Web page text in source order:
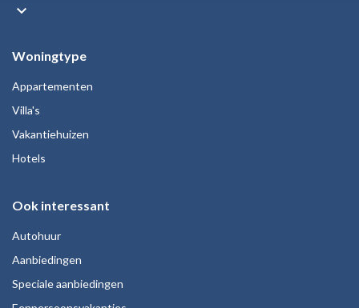
keyboard_arrow_down
Woningtype
Appartementen
Villa's
Vakantiehuizen
Hotels
Ook interessant
Autohuur
Aanbiedingen
Speciale aanbiedingen